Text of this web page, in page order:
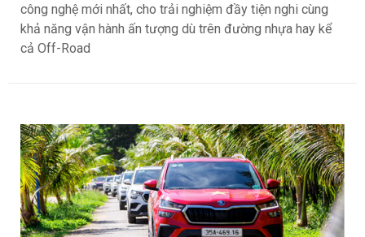
công nghệ mới nhất, cho trải nghiệm đầy tiện nghi cùng
khả năng vận hành ấn tượng dù trên đường nhựa hay kể
cả Off-Road